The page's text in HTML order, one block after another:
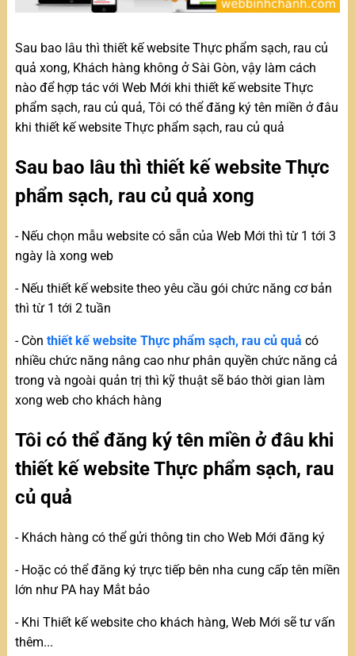
Sau bao lâu thì thiết kế website Thực phẩm sạch, rau củ
quả xong, Khách hàng không ở Sài Gòn, vậy làm cách
nào để hợp tác với Web Mới khi thiết kế website Thực
phẩm sạch, rau củ quả, Tôi có thể đăng ký tên miền ở đâu
khi thiết kế website Thực phẩm sạch, rau củ quả
Sau bao lâu thì thiết kế website Thực
phẩm sạch, rau củ quả xong
- Nếu chọn mẫu website có sẵn của Web Mới thì từ 1 tới 3
ngày là xong web
- Nếu thiết kế website theo yêu cầu gói chức năng cơ bản
thì từ 1 tới 2 tuần
- Còn thiết kế website Thực phẩm sạch, rau củ quả có
nhiều chức năng nâng cao như phân quyền chức năng cả
trong và ngoài quản trị thì kỹ thuật sẽ báo thời gian làm
xong web cho khách hàng
Tôi có thể đăng ký tên miền ở đâu khi
thiết kế website Thực phẩm sạch, rau
củ quả
- Khách hàng có thể gửi thông tin cho Web Mới đăng ký
- Hoặc có thể đăng ký trực tiếp bên nha cung cấp tên miền
lớn như PA hay Mắt bảo
- Khi Thiết kế website cho khách hàng, Web Mới sẽ tư vấn
thêm...